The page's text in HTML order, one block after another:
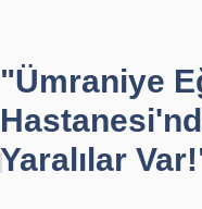
"Ümraniye
Yaralılar